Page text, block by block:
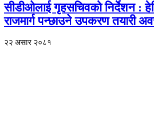
सीडीओलाई गृहसचिवको निर्देशन :
राजमार्ग पन्छाउने उपकरण तयारी
२२ असार २०८१